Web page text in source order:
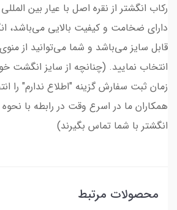
دارای ضخامت و کیفیت بالایی می‌باشد،
قابل سایز می‌باشد و شما می‌توانید از منوی
انتخاب نمایید. (چنانچه از سایز انگشت
زمان ثبت سفارش گزینه "اطلاع ندارم" را
همکاران ما در اسرع وقت در رابطه با نحوه
انگشتر با شما تماس بگیرند)
محصولات مرتبط